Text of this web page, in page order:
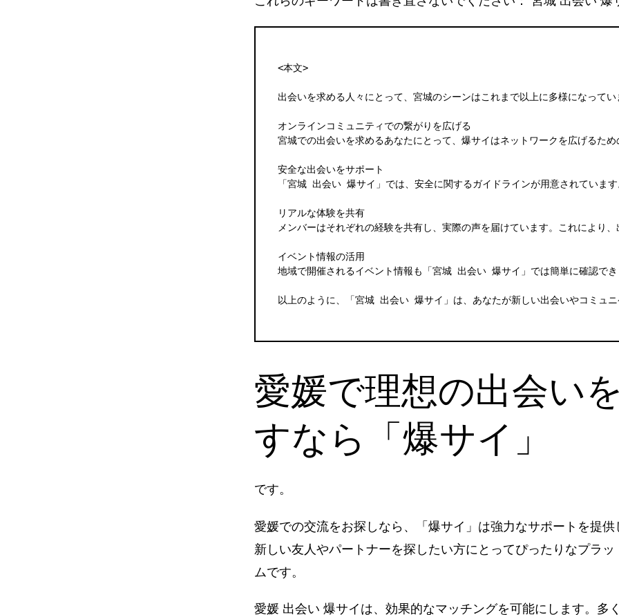
<本文>
出会いを求める人々にとって、宮城のシーンはこれまで以上に多様になって
オンラインコミュニティでの繋がりを広げる
宮城での出会いを求めるあなたにとって、爆サイはネットワークを広げるた
安全な出会いをサポート
「宮城 出会い 爆サイ」では、安全に関するガイドラインが用意されていま
リアルな体験を共有
メンバーはそれぞれの経験を共有し、実際の声を届けています。これによ
イベント情報の活用
地域で開催されるイベント情報も「宮城 出会い 爆サイ」では簡単に確認で
以上のように、「宮城 出会い 爆サイ」は、あなたが新しい出会いやコミュ
愛媛で理想の出会い
すなら「爆サイ」
です。
愛媛での交流をお探しなら、「爆サイ」は強力なサポートを提供
新しい友人やパートナーを探したい方にとってぴったりなプラッ
ムです。
愛媛 出会い 爆サイは、効果的なマッチングを可能にします。多